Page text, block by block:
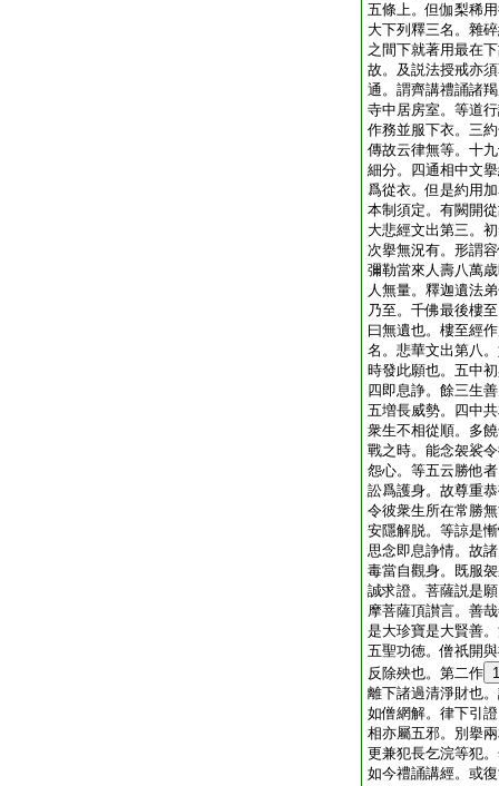
五條上。但伽梨稀
大下列釋三名。雜
之間下就著用最在
故。及説法授戒亦
通。謂齊講禮誦諸
寺中居房室。等道
作務並服下衣。三
傳故云律無等。十
細分。四通相中文
爲從衣。但是約用
本制須定。有闕開
大悲經文出第三。
次擧無況有。形謂
彌勒當來人壽八萬
人無量。釋迦遺法
乃至。千佛最後樓
曰無遺也。樓至經
名。悲華文出第八
時發此願也。五中
四即息諍。餘三生
五増長威勢。四中
衆生不相從順。多
戰之時。能念袈裟
怨心。等五云勝他
訟爲護身。故尊重
令彼衆生所在常勝
安隱解脱。等諒是
思念即息諍情。故
毒當自觀身。既服
誠求證。菩薩説是
摩菩薩頂讃言。善
是大珍寶是大賢善
五聖功徳。僧祇開
反除殃也。第二作 1
離下諸過清淨財也
如僧網解。律下引
相亦屬五邪。別擧
更兼犯長乞浣等犯
如今禮誦講經。或